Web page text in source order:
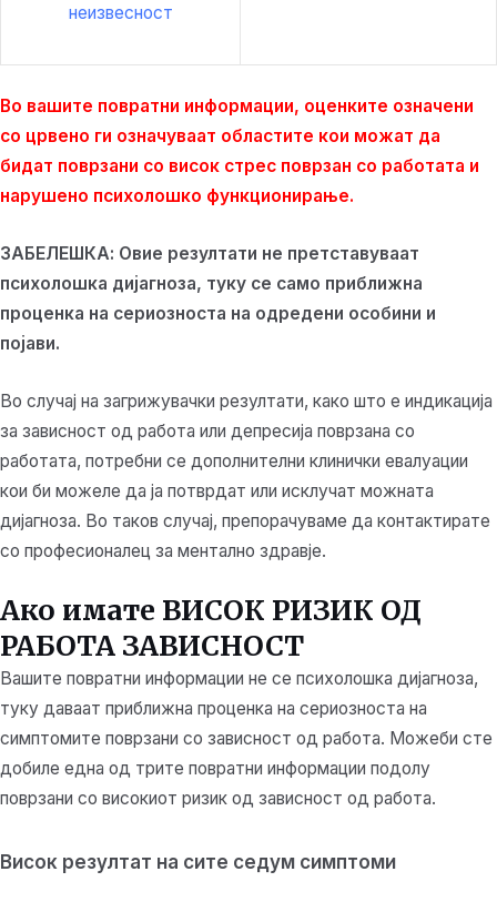
неизвесност
Во вашите повратни информации, оценките означени
со црвено ги означуваат областите кои можат да
бидат поврзани со висок стрес поврзан со работата и
нарушено психолошко функционирање.
ЗАБЕЛЕШКА: Овие резултати не претставуваат
психолошка дијагноза, туку се само приближна
проценка на сериозноста на одредени особини и
појави.
Во случај на загрижувачки резултати, како што е индикација
за зависност од работа или депресија поврзана со
работата, потребни се дополнителни клинички евалуации
кои би можеле да ја потврдат или исклучат можната
дијагноза. Во таков случај, препорачуваме да контактирате
со професионалец за ментално здравје.
Ако имате ВИСОК РИЗИК ОД
РАБОТА ЗАВИСНОСТ
Вашите повратни информации не се психолошка дијагноза,
туку даваат приближна проценка на сериозноста на
симптомите поврзани со зависност од работа. Можеби сте
добиле една од трите повратни информации подолу
поврзани со високиот ризик од зависност од работа.
Висок резултат на сите седум симптоми